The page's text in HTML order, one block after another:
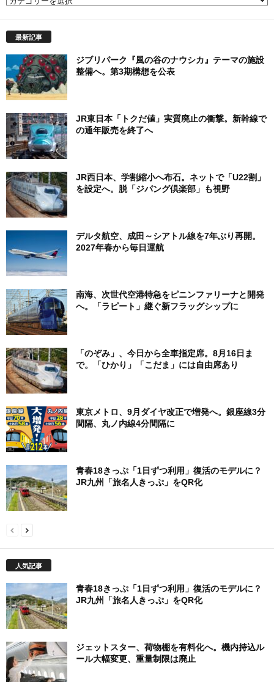
最新記事
ジブリパーク『風の谷のナウシカ』テーマの施設
整備へ。第3期構想を公表
JR東日本「トクだ値」実質廃止の衝撃。新幹線で
の通年販売を終了へ
JR西日本、学割縮小へ布石。ネットで「U22割」
を設定へ。脱「ジパング倶楽部」も視野
デルタ航空、成田～シアトル線を7年ぶり再開。
2027年春から毎日運航
南海、次世代空港特急をピニンファリーナと開発
へ。「ラピート」継ぐ新フラッグシップに
「のぞみ」、今日から全車指定席。8月16日ま
で。「ひかり」「こだま」には自由席あり
東京メトロ、9月ダイヤ改正で増発へ。銀座線3分
間隔、丸ノ内線4分間隔に
青春18きっぷ「1日ずつ利用」復活のモデルに？
JR九州「旅名人きっぷ」をQR化
人気記事
青春18きっぷ「1日ずつ利用」復活のモデルに？
JR九州「旅名人きっぷ」をQR化
ジェットスター、荷物棚を有料化へ。機内持込ル
ール大幅変更、重量制限は廃止